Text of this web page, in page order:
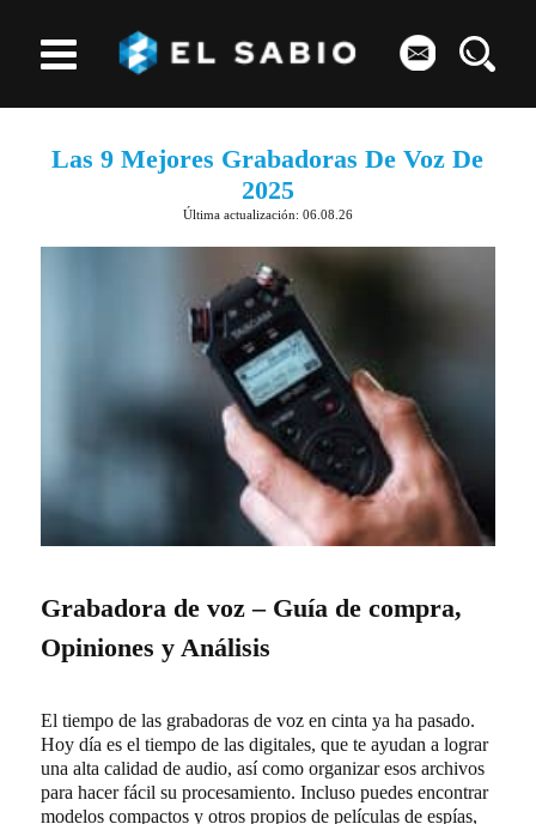
Las 9 Mejores Grabadoras De Voz De
2025
Última actualización: 06.08.26
Grabadora de voz – Guía de compra,
Opiniones y Análisis
El tiempo de las grabadoras de voz en cinta ya ha pasado.
Hoy día es el tiempo de las digitales, que te ayudan a lograr
una alta calidad de audio, así como organizar esos archivos
para hacer fácil su procesamiento. Incluso puedes encontrar
modelos compactos y otros propios de películas de espías,